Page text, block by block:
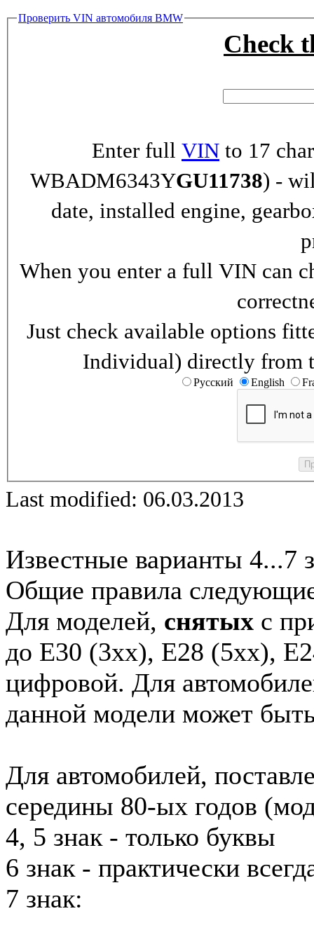
Проверить VIN автомобиля BMW
Check
Enter full VIN to 17
WBADM6343YGU11738) -
date, installed engine,
When you enter a full VIN can
Just check available options
Individual) directly from
Русский English
Last modified: 06.03.2013
Известные варианты 4...7
Общие правила
Для моделей, снятых с
до E30 (3xx), E28 (5xx),
цифровой. Для
данной модели может
Для автомобилей,
середины 80-ых годов
4, 5 знак - только буквы
6 знак - практически
7 знак: